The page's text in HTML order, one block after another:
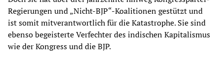
Regierungen und „Nicht-BJP“-Koalitionen gestützt und
ist somit mitverantwortlich für die Katastrophe. Sie sind
ebenso begeisterte Verfechter des indischen Kapitalismus
wie der Kongress und die BJP.